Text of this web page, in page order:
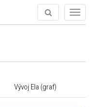
Vývoj Ela (graf)